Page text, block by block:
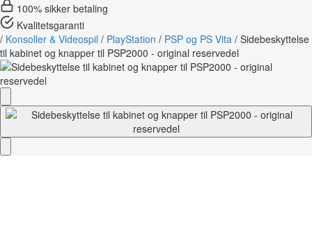
100% sikker betaling
Kvalitetsgaranti
/ Konsoller & Videospil / PlayStation / PSP og PS Vita / Sidebeskyttelse
til kabinet og knapper til PSP2000 - original reservedel